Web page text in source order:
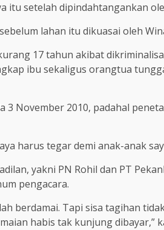
setelah dipindahtangankan
lahan itu dikuasai oleh
17 tahun akibat
ibu sekaligus orangtua
November 2010, padahal
harus tegar demi anak-anak
yakni PN Rohil dan PT
pengacara.
berdamai. Tapi sisa tagihan
habis tak kunjung dibayar,”